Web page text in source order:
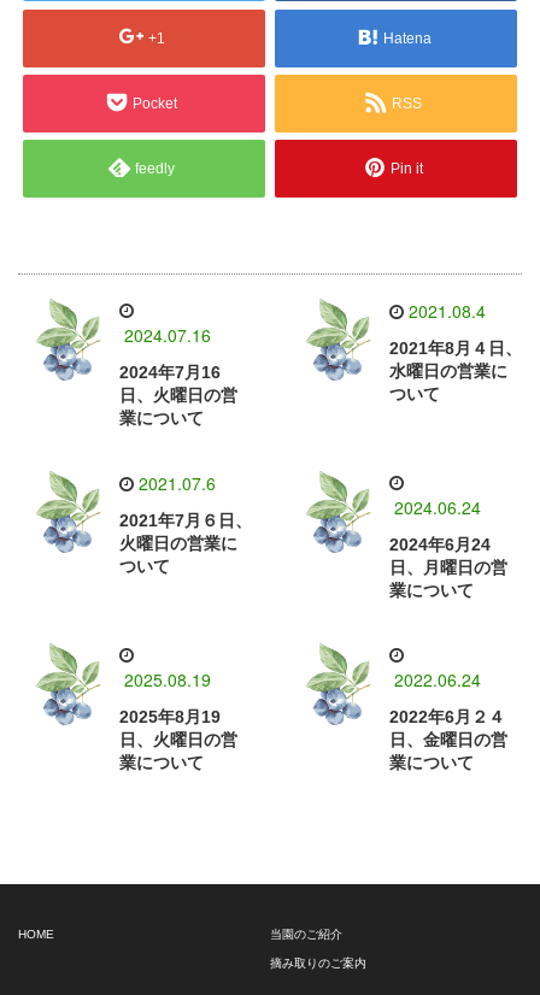
+1 Hatena
Pocket RSS
feedly Pin it
2024.07.16
2024年7月16
日、火曜日の営
業について
2021.08.4
2021年8月４日、
水曜日の営業に
ついて
2021.07.6
2021年7月６日、
火曜日の営業に
ついて
2024.06.24
2024年6月24
日、月曜日の営
業について
2025.08.19
2025年8月19
日、火曜日の営
業について
2022.06.24
2022年6月２４
日、金曜日の営
業について
HOME 当園のご紹介
摘み取りのご案内